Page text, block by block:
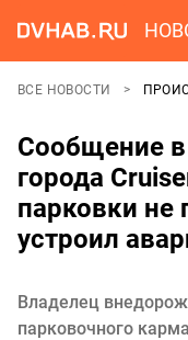
ВСЕ НОВОСТИ
Сообщение в
города
парковки не
устроил
Владелец
парковочного